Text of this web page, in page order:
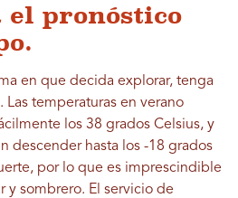
el pronóstico
en que decida explorar, tenga
Las temperaturas en verano
los 38 grados Celsius, y
descender hasta los -18 grados
por lo que es imprescindible
y sombrero. El servicio de